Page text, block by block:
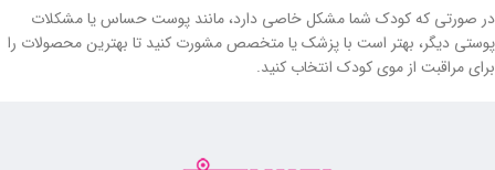
در صورتی که کودک شما مشکل خاصی دارد، مانند پوست حساس یا مشکلات
پوستی دیگر، بهتر است با پزشک یا متخصص مشورت کنید تا بهترین محصولات را
برای مراقبت از موی کودک انتخاب کنید.